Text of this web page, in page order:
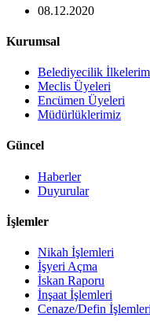
08.12.2020
Kurumsal
Belediyecilik
Meclis Üyeleri
Encümen Üyeleri
Müdürlüklerimiz
Güncel
Haberler
Duyurular
İşlemler
Nikah İşlemleri
İşyeri Açma
İskan Raporu
İnşaat İşlemleri
Cenaze/Defin İşlemleri